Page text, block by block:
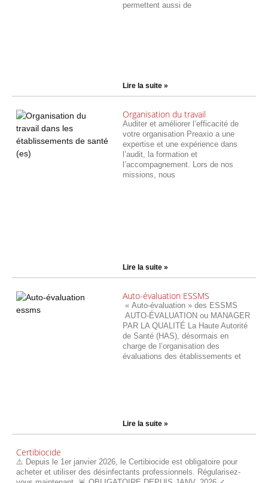
permettent aussi de
Lire la suite »
Organisation du travail
Auditer et améliorer l’efficacité de
votre organisation Preaxio a une
expertise et une expérience dans
l’audit, la formation et
l’accompagnement. Lors de nos
missions, nous
Lire la suite »
Auto-évaluation ESSMS
« Auto-évaluation » des ESSMS
AUTO-ÉVALUATION ou MANAGER
PAR LA QUALITÉ La Haute Autorité
de Santé (HAS), désormais en
charge de l’organisation des
évaluations des établissements et
Lire la suite »
Certibiocide
⚠️ Depuis le 1er janvier 2026, le Certibiocide est obligatoire pour
acheter et utiliser des désinfectants professionnels. Régularisez-